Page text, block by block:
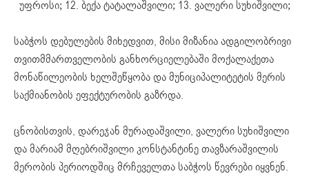
უფროსი; 12. ბექა ტატალაშვილი; 13. ვალერი სუხიშვილი;
საბჭოს დებულების მიხედვით, მისი მიზანია ადგილობრივი
თვითმმართველობის განხორციელებაში მოქალაქეთა
მონაწილეობის ხელშეწყობა და მუნიციპალიტეტის მერის
საქმიანობის ეფექტურობის გაზრდა.
ცნობისთვის, დარეჯან მურადაშვილი, ვალერი სუხიშვილი
და მარიამ მღებრიშვილი კონსტანტინე თავზარაშვილის
მერობის პერიოდშიც მრჩეველთა საბჭოს წევრები იყვნენ.